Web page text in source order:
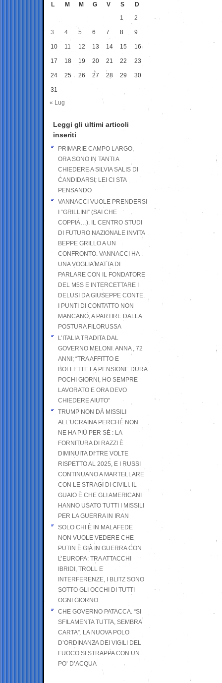
L M M G V S
D
1
2
3 4 5 6 7 8 9
10 11 12 13 14 15 16
17 18 19 20 21 22 23
24 25 26 27 28 29 30
31
« Lug
Leggi gli ultimi articoli
inseriti
PRIMARIE CAMPO LARGO,
ORA SONO IN TANTI A
CHIEDERE A SILVIA SALIS DI
CANDIDARSI: LEI CI STA
PENSANDO
VANNACCI VUOLE PRENDERSI
I “GRILLINI” (SAI CHE
COPPIA…). IL CENTRO STUDI
DI FUTURO NAZIONALE INVITA
BEPPE GRILLO A UN
CONFRONTO. VANNACCI HA
UNA VOGLIA MATTA DI
PARLARE CON IL FONDATORE
DEL M5S E INTERCETTARE I
DELUSI DA GIUSEPPE CONTE.
I PUNTI DI CONTATTO NON
MANCANO, A PARTIRE DALLA
POSTURA FILORUSSA
L’ITALIA TRADITA DAL
GOVERNO MELONI. ANNA , 72
ANNI; “TRA AFFITTO E
BOLLETTE LA PENSIONE DURA
POCHI GIORNI, HO SEMPRE
LAVORATO E ORA DEVO
CHIEDERE AIUTO”
TRUMP NON DÀ MISSILI
ALL’UCRAINA PERCHÉ NON
NE HA PIÙ PER SÉ : LA
FORNITURA DI RAZZI È
DIMINUITA DI TRE VOLTE
RISPETTO AL 2025, E I RUSSI
CONTINUANO A MARTELLARE
CON LE STRAGI DI CIVILI. IL
GUAIO È CHE GLI AMERICANI
HANNO USATO TUTTI I MISSILI
PER LA GUERRA IN IRAN
SOLO CHI È IN MALAFEDE
NON VUOLE VEDERE CHE
PUTIN È GIÀ IN GUERRA CON
L’EUROPA: TRA ATTACCHI
IBRIDI, TROLL E
INTERFERENZE, I BLITZ SONO
SOTTO GLI OCCHI DI TUTTI
OGNI GIORNO
CHE GOVERNO PATACCA. “SI
SFILAMENTA TUTTA, SEMBRA
CARTA”. LA NUOVA POLO
D’ORDINANZA DEI VIGILI DEL
FUOCO SI STRAPPA CON UN
PO’ D’ACQUA